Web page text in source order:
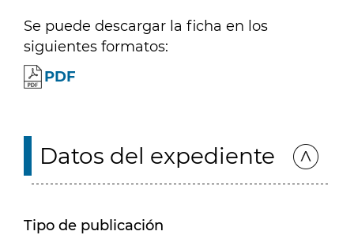
Se puede descargar la ficha en los
siguientes formatos:
PDF
Datos del expediente
Tipo de publicación